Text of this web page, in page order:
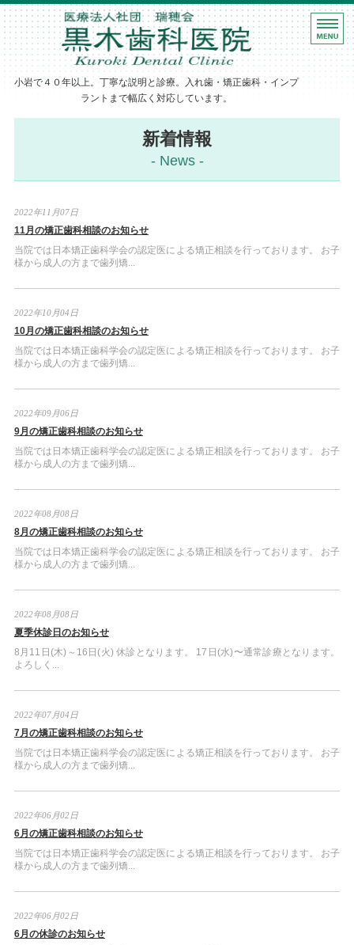
黒木歯科医院｜
小岩で４０年以上。丁寧な説明と診療。入れ歯・矯正歯科・インプ
ラントまで幅広く対応しています。
ホーム
診療案内
歯科医師紹介
医院・設備紹介新着情報
- News -
2022年11月07日
11月の矯正歯科相談のお知らせ
当院では日本矯正歯科学会の認定医による矯正相談を行っております。 お子
様から成人の方まで歯列矯...
2022年10月04日
10月の矯正歯科相談のお知らせ
当院では日本矯正歯科学会の認定医による矯正相談を行っております。 お子
様から成人の方まで歯列矯...
2022年09月06日
9月の矯正歯科相談のお知らせ
当院では日本矯正歯科学会の認定医による矯正相談を行っております。 お子
様から成人の方まで歯列矯...
2022年08月08日
8月の矯正歯科相談のお知らせ
当院では日本矯正歯科学会の認定医による矯正相談を行っております。 お子
様から成人の方まで歯列矯...
2022年08月08日
夏季休診日のお知らせ
8月11日(木)～16日(火) 休診となります。 17日(水)〜通常診療となります。
よろしく...
2022年07月04日
7月の矯正歯科相談のお知らせ
当院では日本矯正歯科学会の認定医による矯正相談を行っております。 お子
様から成人の方まで歯列矯...
2022年06月02日
6月の矯正歯科相談のお知らせ
当院では日本矯正歯科学会の認定医による矯正相談を行っております。 お子
様から成人の方まで歯列矯...
2022年06月02日
6月の休診のお知らせ